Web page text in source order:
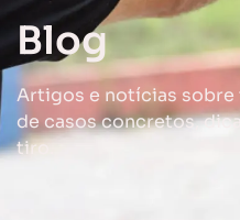
Blog
Artigos e notícias sobre
de casos concretos,
tiro.